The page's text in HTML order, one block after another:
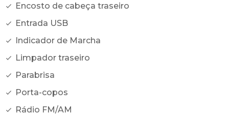
Encosto de cabeça traseiro
Entrada USB
Indicador de Marcha
Limpador traseiro
Parabrisa
Porta-copos
Rádio FM/AM